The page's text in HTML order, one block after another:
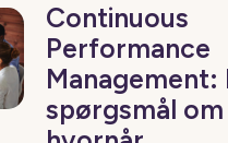
Continuous
Performance
Management:
spørgsmål om